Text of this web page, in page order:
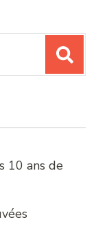
10 ans de